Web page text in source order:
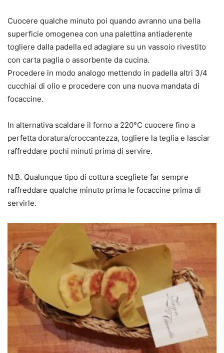
Cuocere qualche minuto poi quando avranno una bella
superficie omogenea con una palettina antiaderente
togliere dalla padella ed adagiare su un vassoio rivestito
con carta paglia o assorbente da cucina.
Procedere in modo analogo mettendo in padella altri 3/4
cucchiai di olio e procedere con una nuova mandata di
focaccine.
In alternativa scaldare il forno a 220°C cuocere fino a
perfetta doratura/croccantezza, togliere la teglia e lasciar
raffreddare pochi minuti prima di servire.
N.B. Qualunque tipo di cottura scegliete far sempre
raffreddare qualche minuto prima le focaccine prima di
servirle.